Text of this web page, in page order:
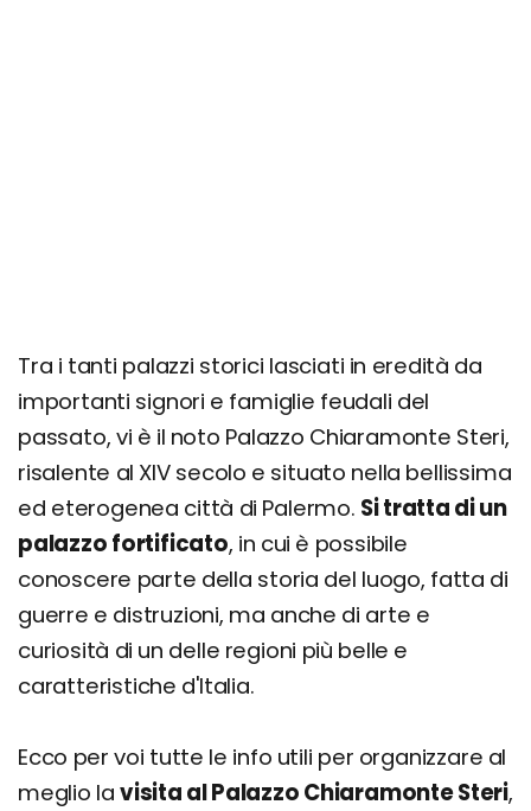
Tra i tanti palazzi storici lasciati in eredità da
importanti signori e famiglie feudali del
passato, vi è il noto Palazzo Chiaramonte Steri,
risalente al XIV secolo e situato nella bellissima
ed eterogenea città di Palermo. Si tratta di un
palazzo fortificato, in cui è possibile
conoscere parte della storia del luogo, fatta di
guerre e distruzioni, ma anche di arte e
curiosità di un delle regioni più belle e
caratteristiche d'Italia.
Ecco per voi tutte le info utili per organizzare al
meglio lavisita al Palazzo Chiaramonte Steri,